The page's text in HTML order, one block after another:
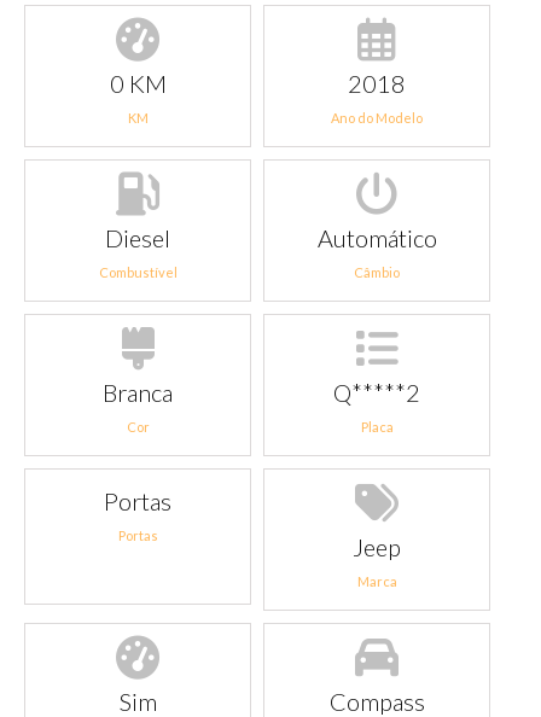
0 KM
KM
2018
Ano do Modelo
Diesel
Combustível
Automático
Câmbio
Branca
Cor
Q*****2
Placa
Portas
Portas Jeep
Marca
Sim Compass